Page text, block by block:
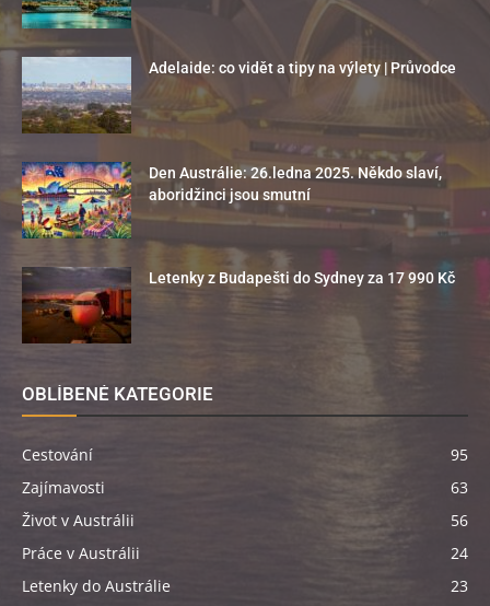
Adelaide: co vidět a tipy na výlety | Průvodce
Den Austrálie: 26.ledna 2025. Někdo slaví,
aboridžinci jsou smutní
Letenky z Budapešti do Sydney za 17 990 Kč
OBLÍBENÉ KATEGORIE
Cestování
95
Zajímavosti
63
Život v Austrálii
56
Práce v Austrálii
24
Letenky do Austrálie
23